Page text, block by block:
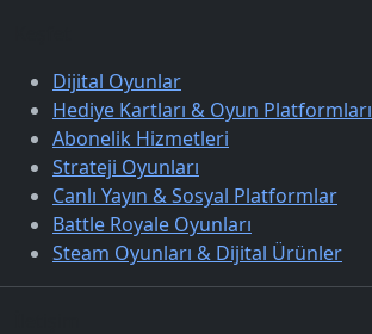
Dijital Oyunlar
Hediye Kartları & Oyun Platformları
Abonelik Hizmetleri
Strateji Oyunları
Canlı Yayın & Sosyal Platformlar
Battle Royale Oyunları
Steam Oyunları & Dijital Ürünler